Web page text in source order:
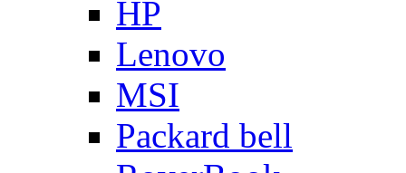
HP
Lenovo
MSI
Packard bell